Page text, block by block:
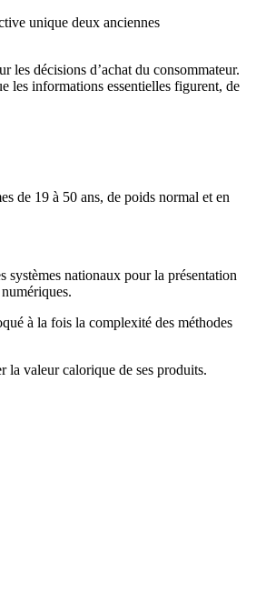
unique deux anciennes
les décisions d’achat du consommateur.
les informations essentielles figurent, de
de 19 à 50 ans, de poids normal et en
systèmes nationaux pour la présentation
à la fois la complexité des méthodes
la valeur calorique de ses produits.